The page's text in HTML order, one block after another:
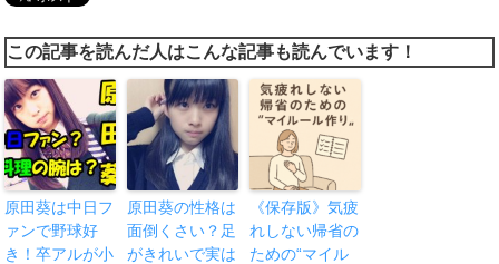
この記事を読んだ人はこんな記事も読んでいます！
原田葵は中日フ
ァンで野球好
き！卒アルが小
原田葵の性格は
面倒くさい？足
がきれいで実は
《保存版》気疲
れしない帰省の
ための“マイル